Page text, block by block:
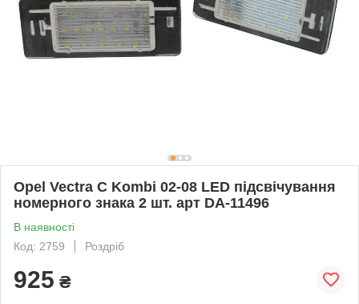
Opel Vectra C Kombi 02-08 LED підсвічування
номерного знака 2 шт. арт DA-11496
В наявності
Код: 2759
Роздріб
925 ₴